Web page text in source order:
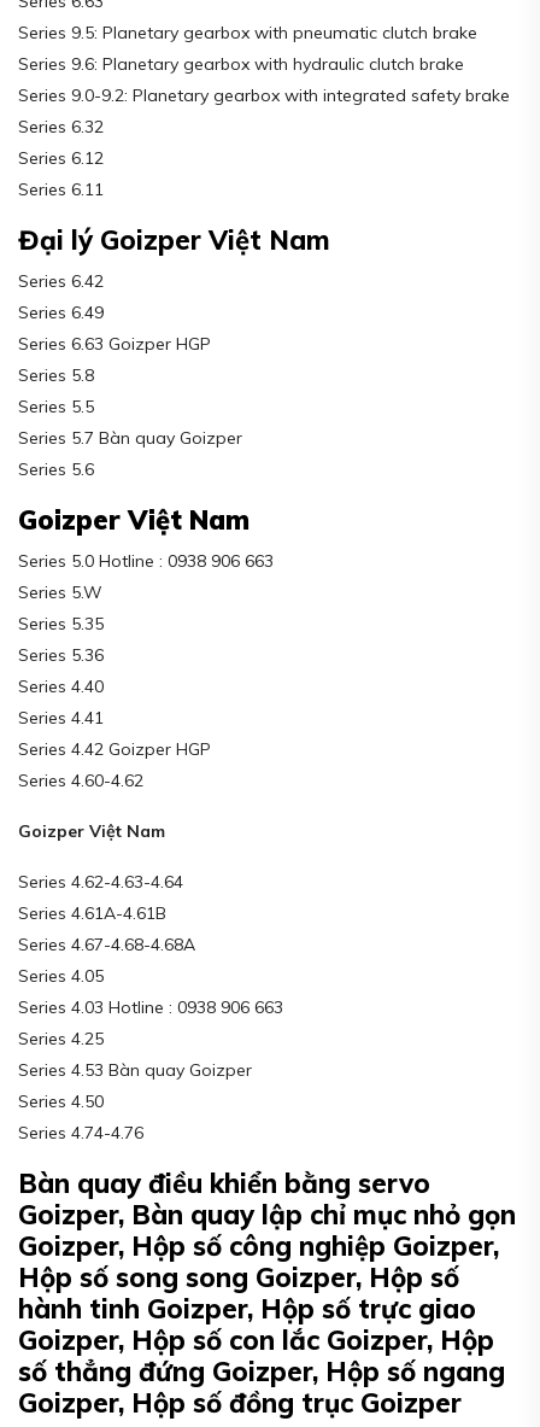
Series 9.5: Planetary gearbox with pneumatic clutch brake
Series 9.6: Planetary gearbox with hydraulic clutch brake
Series 9.0-9.2: Planetary gearbox with integrated safety brake
Series 6.32
Series 6.12
Series 6.11
Đại lý Goizper Việt Nam
Series 6.42
Series 6.49
Series 6.63 Goizper HGP
Series 5.8
Series 5.5
Series 5.7 Bàn quay Goizper
Series 5.6
Goizper Việt Nam
Series 5.0 Hotline : 0938 906 663
Series 5.W
Series 5.35
Series 5.36
Series 4.40
Series 4.41
Series 4.42 Goizper HGP
Series 4.60-4.62
Goizper Việt Nam
Series 4.62-4.63-4.64
Series 4.61A-4.61B
Series 4.67-4.68-4.68A
Series 4.05
Series 4.03 Hotline : 0938 906 663
Series 4.25
Series 4.53 Bàn quay Goizper
Series 4.50
Series 4.74-4.76
Bàn quay điều khiển bằng servo
Goizper, Bàn quay lập chỉ mục nhỏ gọn
Goizper, Hộp số công nghiệp Goizper,
Hộp số song song Goizper, Hộp số
hành tinh Goizper, Hộp số trực giao
Goizper, Hộp số con lắc Goizper, Hộp
số thẳng đứng Goizper, Hộp số ngang
Goizper, Hộp số đồng trục Goizper